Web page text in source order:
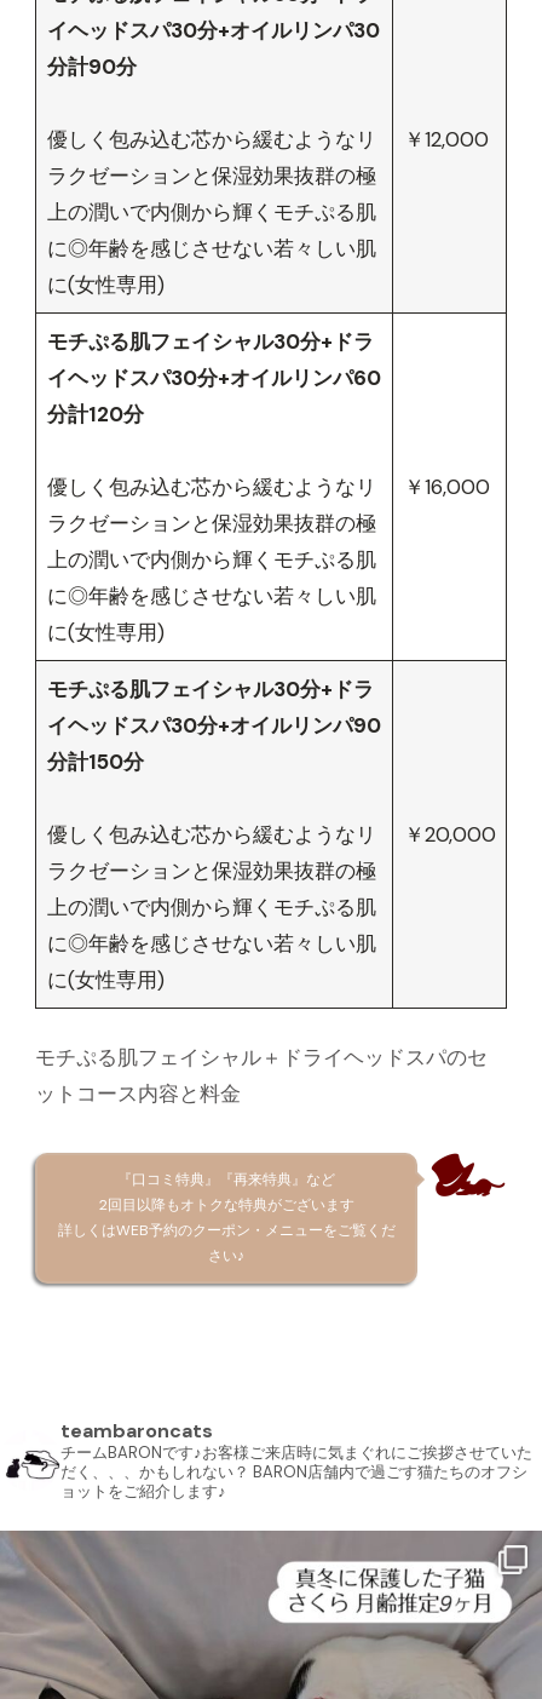
イヘッドスパ30分+オイルリンパ30
分計90分
優しく包み込む芯から緩むようなリ
ラクゼーションと保湿効果抜群の極
上の潤いで内側から輝くモチぷる肌
に◎年齢を感じさせない若々しい肌
に(女性専用)
￥12,000
モチぷる肌フェイシャル30分+ドラ
イヘッドスパ30分+オイルリンパ60
分計120分
優しく包み込む芯から緩むようなリ
ラクゼーションと保湿効果抜群の極
上の潤いで内側から輝くモチぷる肌
に◎年齢を感じさせない若々しい肌
に(女性専用)
￥16,000
モチぷる肌フェイシャル30分+ドラ
イヘッドスパ30分+オイルリンパ90
分計150分
優しく包み込む芯から緩むようなリ
ラクゼーションと保湿効果抜群の極
上の潤いで内側から輝くモチぷる肌
に◎年齢を感じさせない若々しい肌
に(女性専用)
￥20,000
モチぷる肌フェイシャル＋ドライヘッドスパのセ
ットコース内容と料金
『口コミ特典』『再来特典』など
2回目以降もオトクな特典がございます
詳しくはWEB予約のクーポン・メニューをご覧くだ
さい♪
teambaroncats
チームBARONです♪お客様ご来店時に気まぐれにご挨拶させていた
だく、、、かもしれない？ BARON店舗内で過ごす猫たちのオフシ
ョットをご紹介します♪